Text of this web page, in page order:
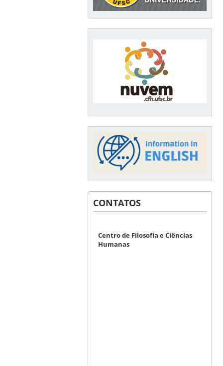
CONTATOS
Centro de Filosofia e Ciências
Humanas